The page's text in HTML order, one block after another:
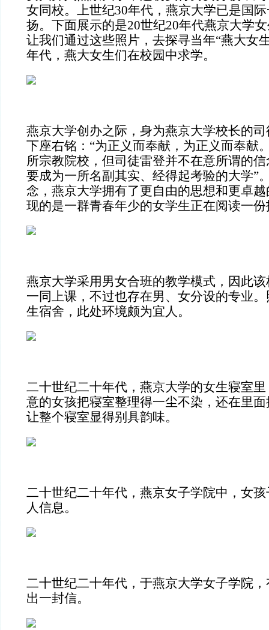
女同校。上世纪30年代，燕京大学已是国
扬。下面展示的是20世纪20年代燕京大学
让我们通过这些照片，去探寻当年“燕大女
年代，燕大女生们在校园中求学。
燕京大学创办之际，身为燕京大学校长的
下座右铭：“为正义而奉献，为正义而奉献
所宗教院校，但司徒雷登并不在意所谓的
要成为一所名副其实、经得起考验的大学”
念，燕京大学拥有了更自由的思想和更卓
现的是一群青春年少的女学生正在阅读一份
燕京大学采用男女合班的教学模式，因此
一同上课，不过也存在男、女分设的专业
生宿舍，此处环境颇为宜人。
二十世纪二十年代，燕京大学的女生寝室
意的女孩把寝室整理得一尘不染，还在里
让整个寝室显得别具韵味。
二十世纪二十年代，燕京女子学院中，女
人信息。
二十世纪二十年代，于燕京大学女子学院
出一封信。